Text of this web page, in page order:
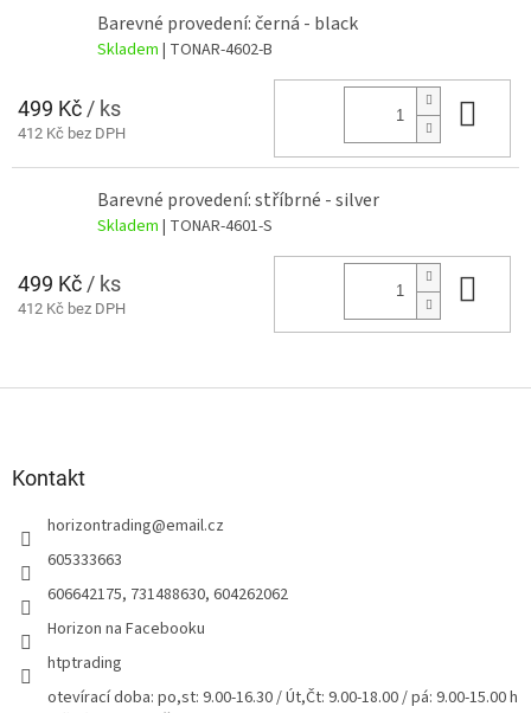
Barevné provedení: černá - black
Skladem | TONAR-4602-B
499 Kč / ks
412 Kč bez DPH
Barevné provedení: stříbrné - silver
Skladem | TONAR-4601-S
499 Kč / ks
412 Kč bez DPH
Kontakt
horizontrading@email.cz
605333663
606642175, 731488630, 604262062
Horizon na Facebooku
htptrading
otevírací doba: po,st: 9.00-16.30 / Út,Čt: 9.00-18.00 / pá: 9.00-15.00 h